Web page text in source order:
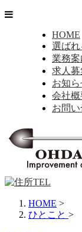
HOME
選ば
業務案
求人募
お知
会社概
お問
HOME >
ひとこと >